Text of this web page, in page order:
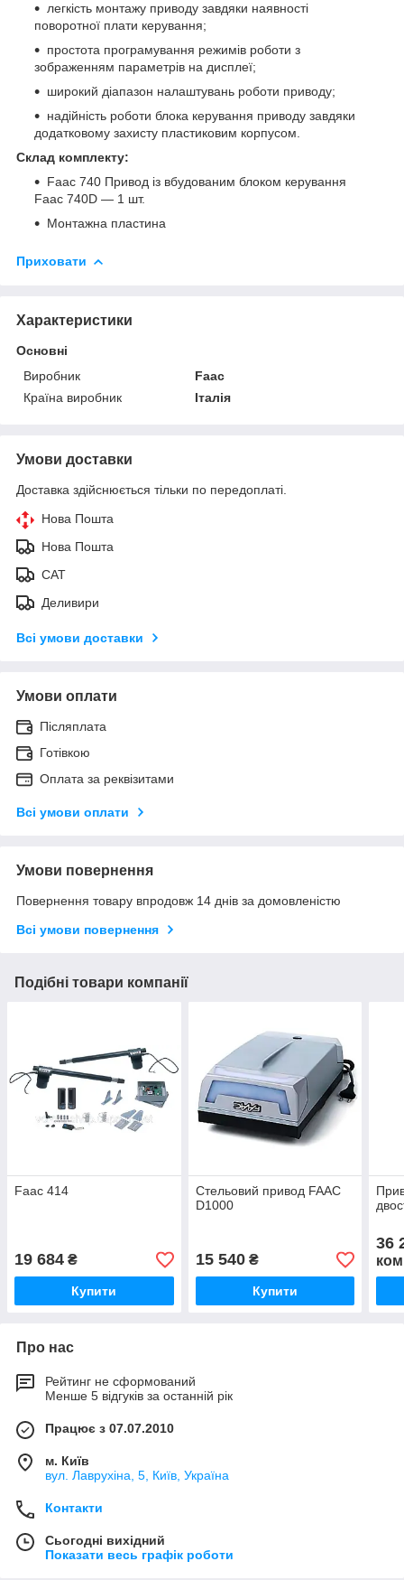
легкість монтажу приводу завдяки наявності
поворотної плати керування;
простота програмування режимів роботи з
зображенням параметрів на дисплеї;
широкий діапазон налаштувань роботи приводу;
надійність роботи блока керування приводу завдяки
додатковому захисту пластиковим корпусом.
Склад комплекту:
Faac 740 Привод із вбудованим блоком керування
Faac 740D — 1 шт.
Монтажна пластина
Приховати
Характеристики
Основні
Виробник
Faac
Країна виробник
Італія
Умови доставки
Доставка здійснюється тільки по передоплаті.
Нова Пошта
Нова Пошта
САТ
Деливири
Всі умови доставки
Умови оплати
Післяплата
Готівкою
Оплата за реквізитами
Всі умови оплати
Умови повернення
Повернення товару впродовж 14 днів за домовленістю
Всі умови повернення
Подібні товари компанії
Faac 414
19 684 ₴
Купити
Стельовий привод FAAC
D1000
15 540₴
Купити
36
Про нас
Рейтинг не сформований
Менше 5 відгуків за останній рік
Працює з 07.07.2010
м. Київ
вул. Лаврухіна, 5, Київ, Україна
Контакти
Сьогодні вихідний
Показати весь графік роботи